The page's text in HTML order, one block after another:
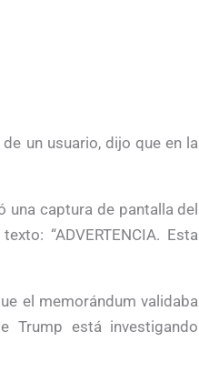
un usuario, dijo que en la
una captura de pantalla del
“ADVERTENCIA. Esta
el memorándum validaba
está investigando